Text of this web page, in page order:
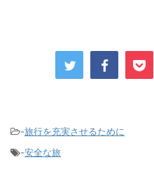
-旅行を充実させるために
-安全な旅